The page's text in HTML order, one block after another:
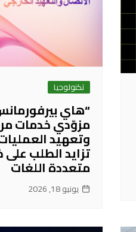
تكنولوجيا
“هاي
مزوّدي خدمات
وتعهيد
تزايد الطلب
متعددة اللغات
يونيو 18, 2026